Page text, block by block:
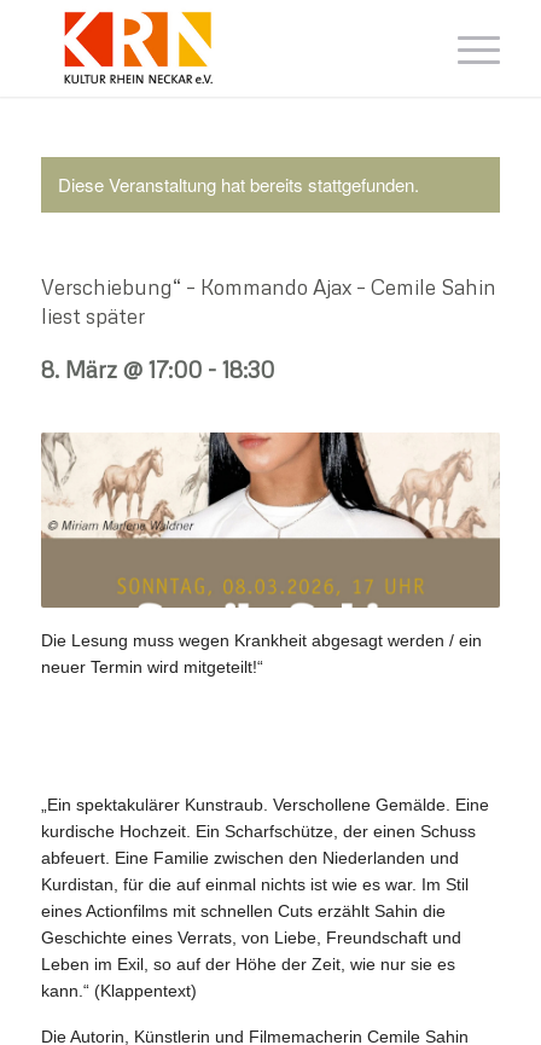
Diese Veranstaltung hat bereits stattgefunden.
Verschiebung“ – Kommando Ajax – Cemile Sahin
liest später
8. März @ 17:00- 18:30
Die Lesung muss wegen Krankheit abgesagt werden / ein
neuer Termin wird mitgeteilt!“
„Ein spektakulärer Kunstraub. Verschollene Gemälde. Eine
kurdische Hochzeit. Ein Scharfschütze, der einen Schuss
abfeuert. Eine Familie zwischen den Niederlanden und
Kurdistan, für die auf einmal nichts ist wie es war. Im Stil
eines Actionfilms mit schnellen Cuts erzählt Sahin die
Geschichte eines Verrats, von Liebe, Freundschaft und
Leben im Exil, so auf der Höhe der Zeit, wie nur sie es
kann.“ (Klappentext)
Die Autorin, Künstlerin und Filmemacherin Cemile Sahin